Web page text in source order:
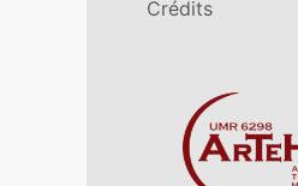
Crédits
Affiliations/